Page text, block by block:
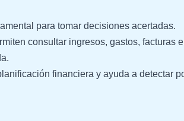
para tomar decisiones acertadas.
consultar ingresos, gastos, facturas
financiera y ayuda a detectar